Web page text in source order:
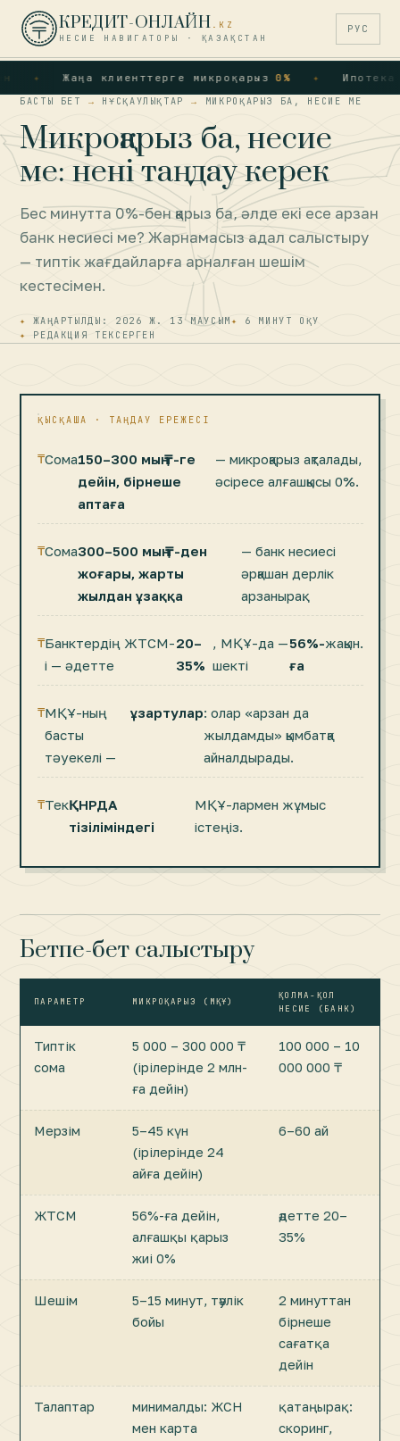
КРЕДИТ-ОНЛАЙН .KZ
НЕСИЕ НАВИГАТОРЫ · ҚАЗАҚСТАН
РУС
Жаңа клиенттерге микроқарыз 0% Ипотека ·
БАСТЫ БЕТ → НҰСҚАУЛЫҚТАР → МИКРОҚАРЫЗ БА, НЕСИЕ МЕ
Микроқарыз ба, несие
ме: нені таңдау керек
Бес минутта 0%-бен қарыз ба, әлде екі есе арзан
банк несиесі ме? Жарнамасыз адал салыстыру
— типтік жағдайларға арналған шешім
кестесімен.
ЖАҢАРТЫЛДЫ: 2026 Ж. 13 МАУСЫМ
6 МИНУТ ОҚУ
РЕДАКЦИЯ ТЕКСЕРГЕН
ҚЫСҚАША · ТАҢДАУ ЕРЕЖЕСІ
Сома150–300 мың ₸-ге
дейін, бірнеше
аптаға
— микроқарыз ақталады,
әсіресе алғашқысы 0%.
Сома300–500 мың ₸-ден
жоғары, жарты
жылдан ұзаққа
— банк несиесі
әрқашан дерлік
арзанырақ.
Банктердің ЖТСМ-
і — әдетте
20–
35%
, МҚҰ-да —
шекті
56%-
ға
жақын.
МҚҰ-ның
басты
тәуекелі —
ұзартулар: олар «арзан да
жылдамды» қымбатқа
айналдырады.
ТекҚНРДА
тізіліміндегі
МҚҰ-лармен жұмыс
істеңіз.
Бетпе-бет салыстыру
ПАРАМЕТР МИКРОҚАРЫЗ (МҚҰ)
ҚОЛМА-ҚОЛ
НЕСИЕ (БАНК)
Типтік
сома
5 000 – 300 000 ₸
(ірілерінде 2 млн-
ға дейін)
100 000 – 10
000 000 ₸
Мерзім
5–45 күн
(ірілерінде 24
айға дейін)
6–60 ай
ЖТСМ
56%-ға дейін,
алғашқы қарыз
жиі 0%
әдетте 20–
35%
Шешім
5–15 минут, тәулік
бойы
2 минуттан
бірнеше
сағатқа
дейін
Талаптар
минималды: ЖСН
мен карта
қатаңырақ:
скоринг,